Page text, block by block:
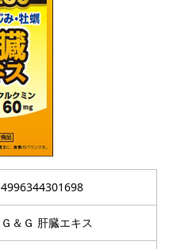
4996344301698
Ｇ＆Ｇ 肝臓エキス